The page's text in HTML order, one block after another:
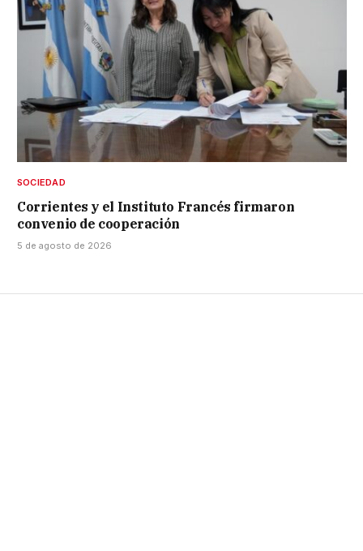
SOCIEDAD
Corrientes y el Instituto Francés firmaron
convenio de cooperación
5 de agosto de 2026